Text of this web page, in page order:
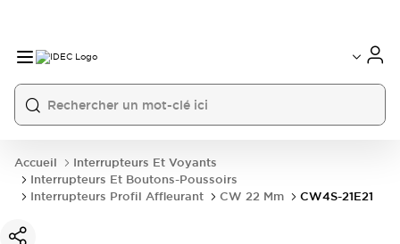
Accueil
Interrupteurs Et Voyants
Interrupteurs Et Boutons-Poussoirs
Interrupteurs Profil Affleurant
CW 22 Mm CW4S-21E21